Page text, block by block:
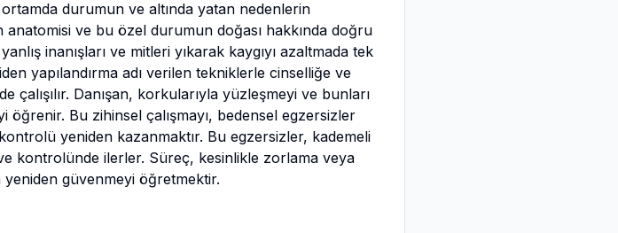
ortamda durumun ve altında yatan nedenlerin
anatomisi ve bu özel durumun doğası hakkında doğru
inanışları ve mitleri yıkarak kaygıyı azaltmada tek
yapılandırma adı verilen tekniklerle cinselliğe ve
Danışan, korkularıyla yüzleşmeyi ve bunları
Bu zihinsel çalışmayı, bedensel egzersizler
yeniden kazanmaktır. Bu egzersizler, kademeli
kontrolünde ilerler. Süreç, kesinlikle zorlama veya
yeniden güvenmeyi öğretmektir.